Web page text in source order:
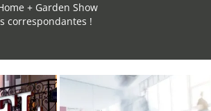
+ Garden Show
correspondantes !